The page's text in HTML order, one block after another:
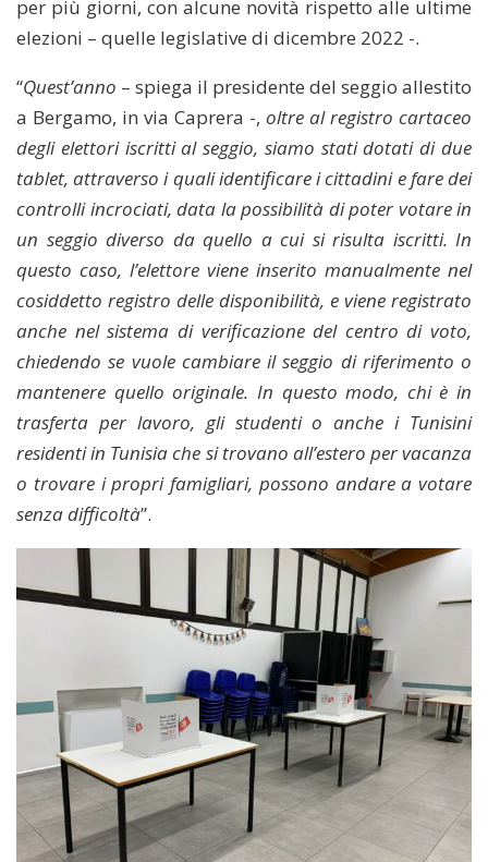
per più giorni, con alcune novità rispetto alle ultime
elezioni – quelle legislative di dicembre 2022 -.
“Quest’anno – spiega il presidente del seggio allestito
a Bergamo, in via Caprera -, oltre al registro cartaceo
degli elettori iscritti al seggio, siamo stati dotati di due
tablet, attraverso i quali identificare i cittadini e fare dei
controlli incrociati, data la possibilità di poter votare in
un seggio diverso da quello a cui si risulta iscritti. In
questo caso, l’elettore viene inserito manualmente nel
cosiddetto registro delle disponibilità, e viene registrato
anche nel sistema di verificazione del centro di voto,
chiedendo se vuole cambiare il seggio di riferimento o
mantenere quello originale. In questo modo, chi è in
trasferta per lavoro, gli studenti o anche i Tunisini
residenti in Tunisia che si trovano all’estero per vacanza
o trovare i propri famigliari, possono andare a votare
senza difficoltà”.